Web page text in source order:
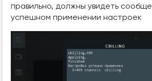
правильно, должны увидеть
успешном применении настроек